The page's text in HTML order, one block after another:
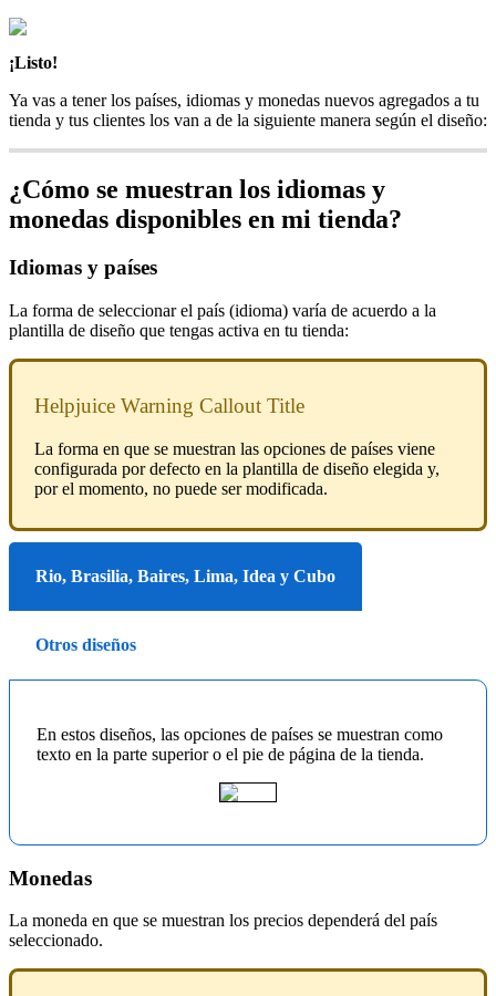
¡Listo!
Ya vas a tener los países, idiomas y monedas nuevos agregados a tu
tienda y tus clientes los van a de la siguiente manera según el diseño:
¿Cómo se muestran los idiomas y
monedas disponibles en mi tienda?
Idiomas y países
La forma de seleccionar el país (idioma) varía de acuerdo a la
plantilla de diseño que tengas activa en tu tienda:
Helpjuice Warning Callout Title
La forma en que se muestran las opciones de países viene
configurada por defecto en la plantilla de diseño elegida y,
por el momento, no puede ser modificada.
Rio, Brasilia, Baires, Lima, Idea y Cubo
Otros diseños
En estos diseños, las opciones de países se muestran como
texto en la parte superior o el pie de página de la tienda.
Monedas
La moneda en que se muestran los precios dependerá del país
seleccionado.